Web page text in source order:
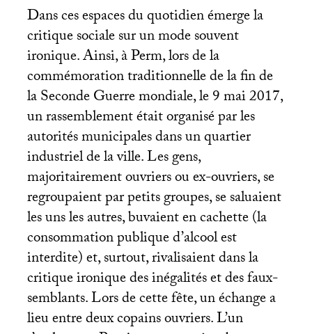
Dans ces espaces du quotidien émerge la
critique sociale sur un mode souvent
ironique. Ainsi, à Perm, lors de la
commémoration traditionnelle de la fin de
la Seconde Guerre mondiale, le 9 mai 2017,
un rassemblement était organisé par les
autorités municipales dans un quartier
industriel de la ville. Les gens,
majoritairement ouvriers ou ex-ouvriers, se
regroupaient par petits groupes, se saluaient
les uns les autres, buvaient en cachette (la
consommation publique d’alcool est
interdite) et, surtout, rivalisaient dans la
critique ironique des inégalités et des faux-
semblants. Lors de cette fête, un échange a
lieu entre deux copains ouvriers. L’un